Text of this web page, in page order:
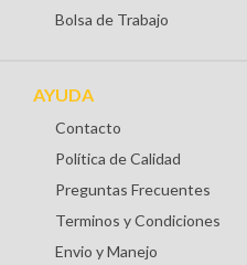
Bolsa de Trabajo
AYUDA
Contacto
Política de Calidad
Preguntas Frecuentes
Terminos y Condiciones
Envio y Manejo